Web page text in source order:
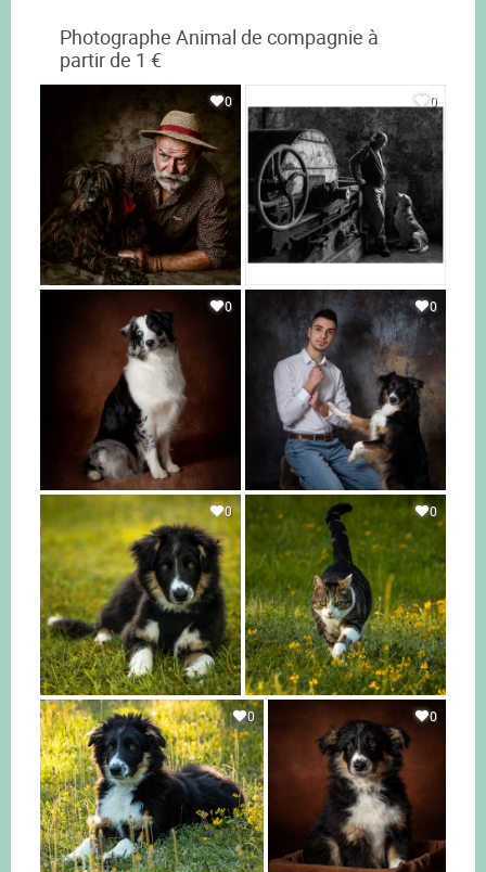
Photographe Animal de compagnie à
partir de 1 €
0 0
0 0
0 0
0 0